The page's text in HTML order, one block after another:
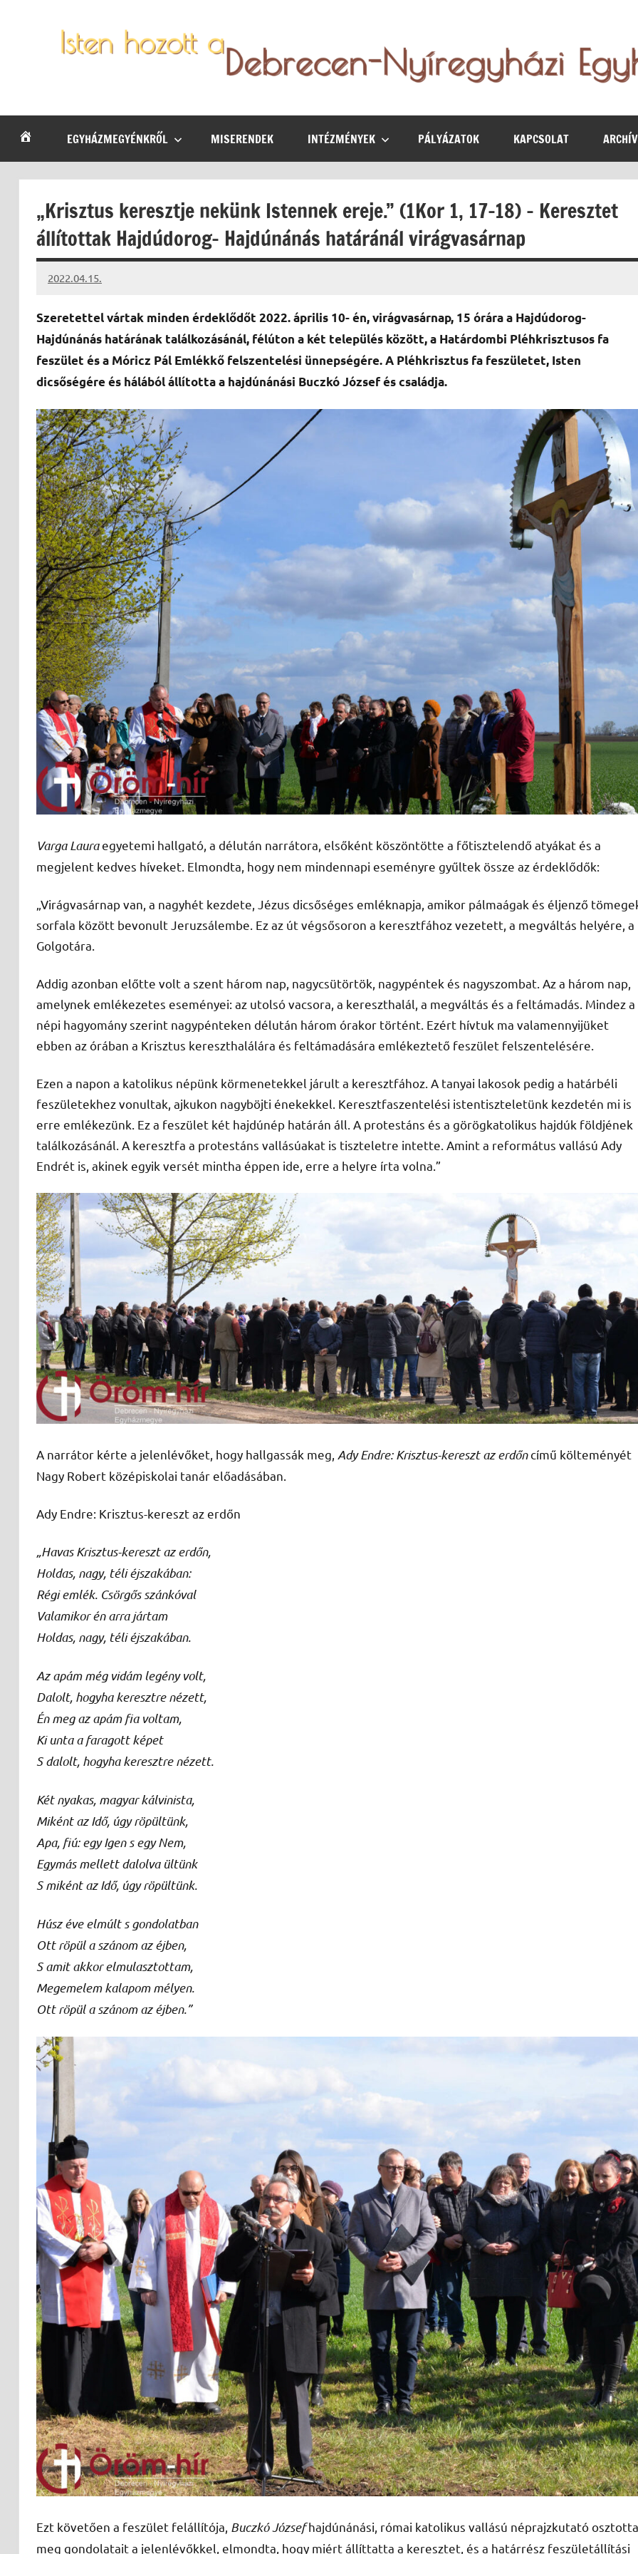
Debrecen-
Nyíregyházi
Egyházmegye
hírei,
programjaiEGYHÁZMEGYÉNKRŐL MISERENDEK INTÉZMÉNYEK PÁLYÁZATOK KAPCSOLAT
„Krisztus keresztje nekünk Istennek ereje.” (1Kor 1, 17-18) – Keresztet
állítottak Hajdúdorog- Hajdúnánás határánál virágvasárnap
2022.04.15.
kovacs.agi
Szeretettel vártak minden érdeklődőt 2022. április 10- én, virágvasárnap, 15 órára a Hajdúdorog-
Hajdúnánás határának találkozásánál, félúton a két település között, a Határdombi Pléhkrisztusos fa
feszület és a Móricz Pál Emlékkő felszentelési ünnepségére. A Pléhkrisztus fa feszületet, Isten
dicsőségére és hálából állította a hajdúnánási Buczkó József és családja.
Varga Lauraegyetemi hallgató, a délután narrátora, elsőként köszöntötte a főtisztelendő atyákat és a
megjelent kedves híveket. Elmondta, hogy nem mindennapi eseményre gyűltek össze az érdeklődők:
„Virágvasárnap van, a nagyhét kezdete, Jézus dicsőséges emléknapja, amikor pálmaágak és éljenző
sorfala között bevonult Jeruzsálembe. Ez az út végsősoron a keresztfához vezetett, a megváltás helyére, a
Golgotára.
Addig azonban előtte volt a szent három nap, nagycsütörtök, nagypéntek és nagyszombat. Az a három nap,
amelynek emlékezetes eseményei: az utolsó vacsora, a kereszthalál, a megváltás és a feltámadás. Mindez a
népi hagyomány szerint nagypénteken délután három órakor történt. Ezért hívtuk ma valamennyijüket
ebben az órában a Krisztus kereszthalálára és feltámadására emlékeztető feszület felszentelésére.
Ezen a napon a katolikus népünk körmenetekkel járult a keresztfához. A tanyai lakosok pedig a határbéli
feszületekhez vonultak, ajkukon nagyböjti énekekkel. Keresztfaszentelési istentiszteletünk kezdetén mi is
erre emlékezünk. Ez a feszület két hajdúnép határán áll. A protestáns és a görögkatolikus hajdúk földjének
találkozásánál. A keresztfa a protestáns vallásúakat is tiszteletre intette. Amint a református vallású Ady
Endrét is, akinek egyik versét mintha éppen ide, erre a helyre írta volna.”
A narrátor kérte a jelenlévőket, hogy hallgassák meg, Ady Endre: Krisztus-kereszt az erdőncímű költeményét
Nagy Robert középiskolai tanár előadásában.
Ady Endre: Krisztus-kereszt az erdőn
„Havas Krisztus-kereszt az erdőn,
Holdas, nagy, téli éjszakában:
Régi emlék. Csörgős szánkóval
Valamikor én arra jártam
Holdas, nagy, téli éjszakában.
Az apám még vidám legény volt,
Dalolt, hogyha keresztre nézett,
Én meg az apám fia voltam,
Ki unta a faragott képet
S dalolt, hogyha keresztre nézett.
Két nyakas, magyar kálvinista,
Miként az Idő, úgy röpültünk,
Apa, fiú: egy Igen s egy Nem,
Egymás mellett dalolva ültünk
S miként az Idő, úgy röpültünk.
Húsz éve elmúlt s gondolatban
Ott röpül a szánom az éjben,
S amit akkor elmulasztottam,
Megemelem kalapom mélyen.
Ott röpül a szánom az éjben.”
Ezt követően a feszület felállítója, Buczkó Józsefhajdúnánási, római katolikus vallású néprajzkutató osztotta
meg gondolatait a jelenlévőkkel, elmondta, hogy miért állíttatta a keresztet, és a határrész feszületállítási